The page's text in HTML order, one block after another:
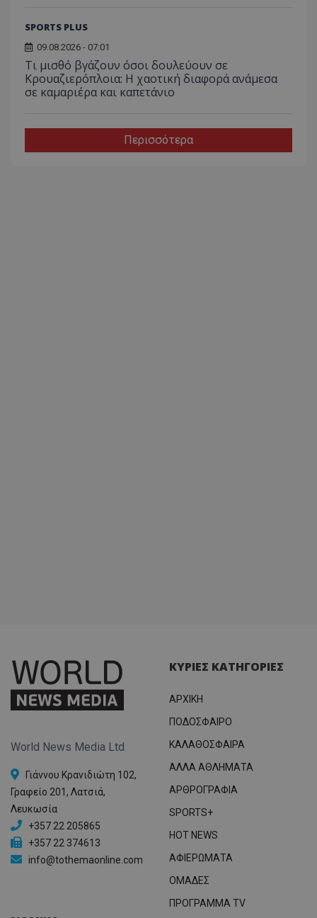
SPORTS PLUS
09.08.2026 - 07:01
Τι μισθό βγάζουν όσοι δουλεύουν σε
Κρουαζιερόπλοια: Η χαοτική διαφορά ανάμεσα
σε καμαριέρα και καπετάνιο
Περισσότερα
World News Media Ltd
Γιάννου Κρανιδιώτη 102,
Γραφείο 201, Λατσιά,
Λευκωσία
+357 22 205865
+357 22 374613
info@tothemaonline.com
ΚΥΡΙΕΣ ΚΑΤΗΓΟΡΙΕΣ
ΑΡΧΙΚΗ
ΠΟΔΟΣΦΑΙΡΟ
ΚΑΛΑΘΟΣΦΑΙΡΑ
ΑΛΛΑ ΑΘΛΗΜΑΤΑ
ΑΡΘΡΟΓΡΑΦΙΑ
SPORTS+
HOT NEWS
ΑΦΙΕΡΩΜΑΤΑ
ΟΜΑΔΕΣ
ΠΡΟΓΡΑΜΜΑ TV